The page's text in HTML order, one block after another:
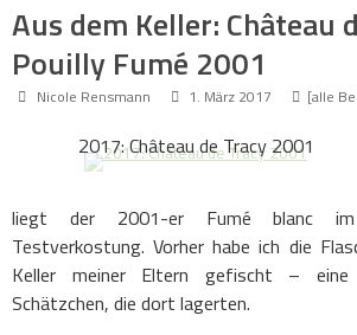
Aus dem Keller: Château
Pouilly Fumé 2001
Nicole Rensmann 1. März 2017 [alle
2017: Château de Tracy 2001
liegt der 2001-er Fumé blanc im
Testverkostung. Vorher habe ich die
Keller meiner Eltern gefischt –
Schätzchen, die dort lagerten.